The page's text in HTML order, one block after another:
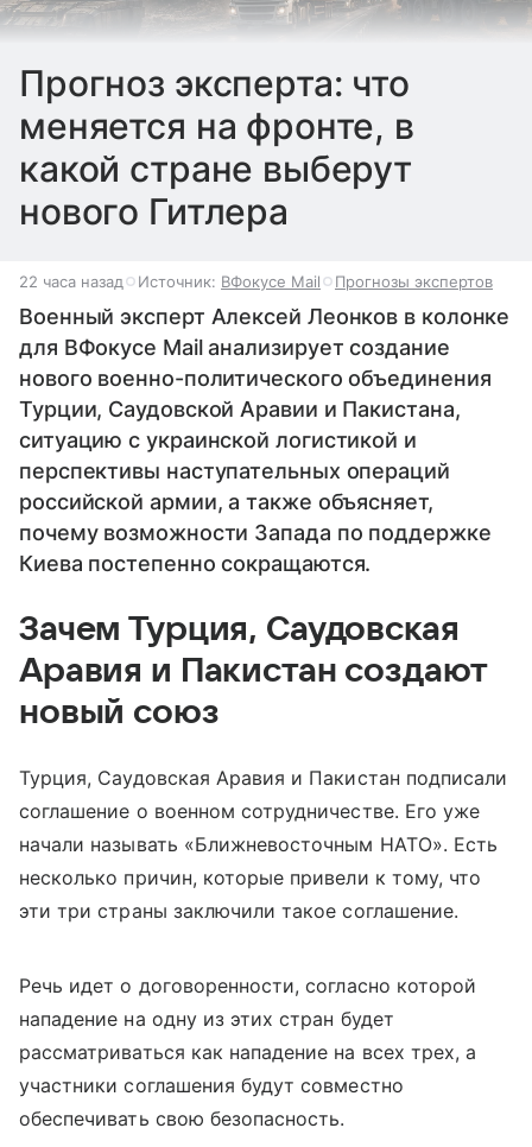
Прогноз эксперта: что
меняется на фронте, в
какой стране выберут
нового Гитлера
22 часа назад Источник: ВФокусе Mail Прогнозы экспертов
Военный эксперт Алексей Леонков в колонке
для ВФокусе Mail анализирует создание
нового военно-политического объединения
Турции, Саудовской Аравии и Пакистана,
ситуацию с украинской логистикой и
перспективы наступательных операций
российской армии, а также объясняет,
почему возможности Запада по поддержке
Киева постепенно сокращаются.
Зачем Турция, Саудовская
Аравия и Пакистан создают
новый союз
Турция, Саудовская Аравия и Пакистан подписали
соглашение о военном сотрудничестве. Его уже
начали называть «Ближневосточным НАТО». Есть
несколько причин, которые привели к тому, что
эти три страны заключили такое соглашение.
Речь идет о договоренности, согласно которой
нападение на одну из этих стран будет
рассматриваться как нападение на всех трех, а
участники соглашения будут совместно
обеспечивать свою безопасность.